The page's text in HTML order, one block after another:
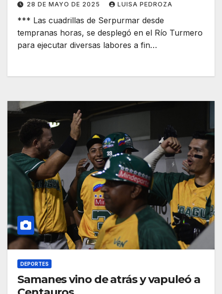
28 DE MAYO DE 2025 LUISA PEDROZA
*** Las cuadrillas de Serpurmar desde
tempranas horas, se desplegó en el Río Turmero
para ejecutar diversas labores a fin…
DEPORTES
Samanes vino de atrás y vapuleó a